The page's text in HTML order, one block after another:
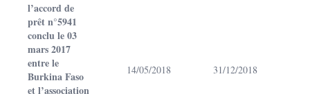
l’accord de
prêt n°5941
conclu le 03
mars 2017
entre le
Burkina Faso
et l’association
14/05/2018 31/12/2018